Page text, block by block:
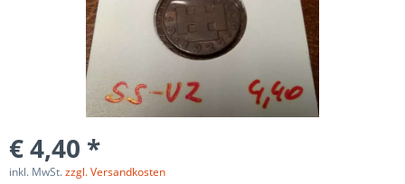
€ 4,40 *
inkl. MwSt.zzgl. Versandkosten